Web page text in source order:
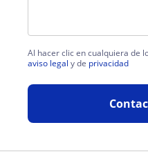
Al hacer clic en cualquiera de
aviso legal y de privacidad